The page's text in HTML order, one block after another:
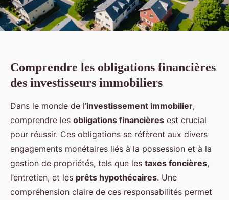
Comprendre les obligations financières
des investisseurs immobiliers
Dans le monde de l’investissement immobilier,
comprendre les obligations financières est crucial
pour réussir. Ces obligations se réfèrent aux divers
engagements monétaires liés à la possession et à la
gestion de propriétés, tels que les taxes foncières,
l’entretien, et les prêts hypothécaires. Une
compréhension claire de ces responsabilités permet